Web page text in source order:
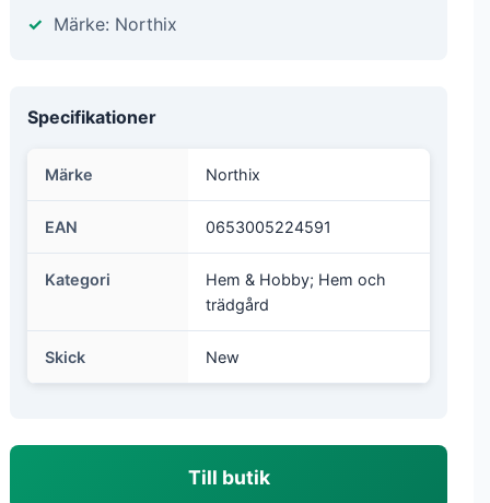
Märke: Northix
Specifikationer
Märke Northix
EAN 0653005224591
Kategori
Hem & Hobby; Hem och
trädgård
Skick New
Till butik